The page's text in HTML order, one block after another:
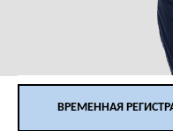
ВРЕМЕННАЯ